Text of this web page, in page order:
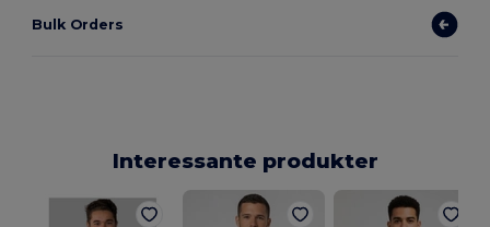
Bulk Orders
Interessante produkter